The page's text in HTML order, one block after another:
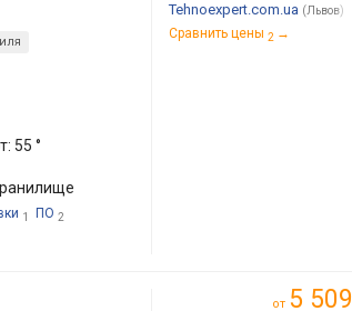
55 °
1 ПО 2
Tehnoexpert.com.ua (Львов)
Сравнить цены 2 →
от 5 509